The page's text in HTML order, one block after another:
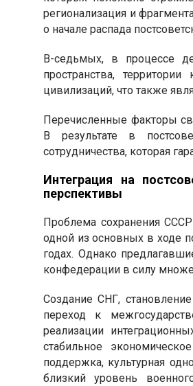
регионализация и
о начале распада
В-седьмых, в процессе
пространства,
цивилизаций, что также
Перечисленные факторы
В результате в
сотрудничества, которая
Интеграция на
перспективы
Проблема сохранения
одной из основных в ходе
годах. Однако
конфедерации в силу
Создание СНГ,
переход к
реализации
стабильное
поддержка, культурная
близкий уровень